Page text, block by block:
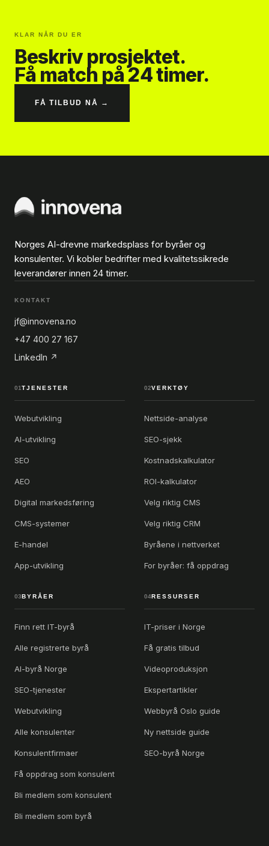
KLAR NÅR DU ER
Beskriv prosjektet.
Få match på 24 timer.
FÅ TILBUD NÅ →
Norges AI-drevne markedsplass for byråer og
konsulenter. Vi kobler bedrifter med kvalitetssikrede
leverandører innen 24 timer.
KONTAKT
jf@innovena.no
+47 400 27 167
LinkedIn ↗
01TJENESTER
Webutvikling
AI-utvikling
SEO
AEO
Digital markedsføring
CMS-systemer
E-handel
App-utvikling
02VERKTØY
Nettside-analyse
SEO-sjekk
Kostnadskalkulator
ROI-kalkulator
Velg riktig CMS
Velg riktig CRM
Byråene i nettverket
For byråer: få oppdrag
03 BYRÅER
Finn rett IT-byrå
Alle registrerte byrå
AI-byrå Norge
SEO-tjenester
Webutvikling
Alle konsulenter
Konsulentfirmaer
Få oppdrag som konsulent
Bli medlem som konsulent
Bli medlem som byrå
04RESSURSER
IT-priser i Norge
Få gratis tilbud
Videoproduksjon
Ekspertartikler
Webbyrå Oslo guide
Ny nettside guide
SEO-byrå Norge